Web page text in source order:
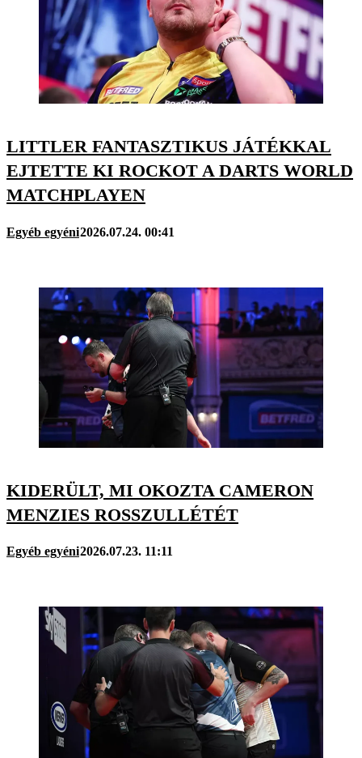
LITTLER FANTASZTIKUS JÁTÉKKAL
EJTETTE KI ROCKOT A DARTS WORLD
MATCHPLAYEN
Egyéb egyéni2026.07.24. 00:41
KIDERÜLT, MI OKOZTA CAMERON
MENZIES ROSSZULLÉTÉT
Egyéb egyéni2026.07.23. 11:11